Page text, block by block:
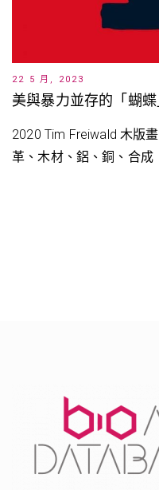
22 5 月, 2023
美與暴力並存的「蝴
2020 Tim Freiwald 木版
革、木材、鋁、銅、合成